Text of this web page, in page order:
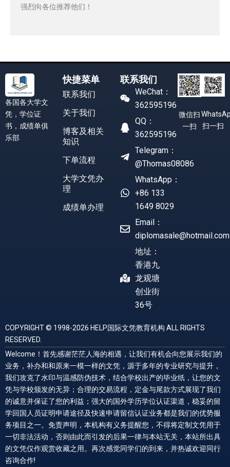
强烈向各位推荐他们！
各国各大学文
凭，学位证
书，成绩单俱
乐部
快捷菜单
联系我们
关于我们
博客及相关
知识
下单流程
大学文凭办
理
成绩单办理
联系我们
WeChat：
362595196
QQ：
362595196
Telegram：
@Thomas08086
WhatsApp：
+86 133
1649 8029
Email：
diplomasale@hotmail.com
地址：
香港九
龙观塘
创业街
36号
微信扫
一扫
扫一扫
COPYRIGHT © 1998-2026 HELP国际文凭教育机构 ALL RIGHTS
RESERVED.
Welcome！首先感谢茫茫人海的相遇，让我们有机会向您展示我们的
业务，补办和和原来一模一样的文凭，源于多年的专业研究与提升，
我们攻克了水印与温感防伪技术，结合学校出产的毕业纸，让您的文
凭与学校颁发的无异；合理的交易流程，定金与尾款方式展现了我们
的诚意并保证了您的利益；强大的国外学历学位认证渠道，稳妥的留
学回国人员证明申请途径及快速申请留信认证业务都是我们的优势服
务项目之一。免责声明，本机构有义务提醒您，不得将定制文凭用于
一切非法活动，否则由此而引发的后果一律与本站无关，本站所出具
的文凭仅作观赏收藏之用。再次感觉同学们的到来，并热诚欢迎同行
咨询合作!